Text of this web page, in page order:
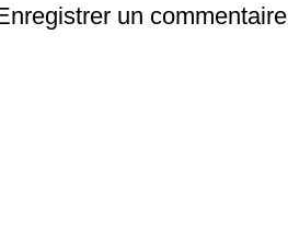
un commentaire